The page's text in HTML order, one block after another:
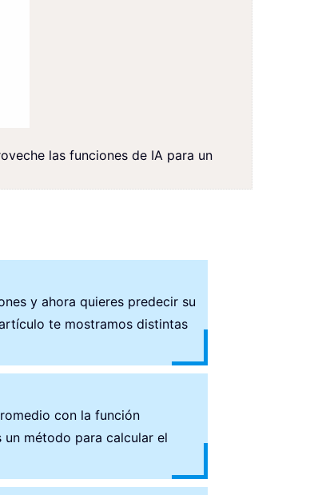
las funciones de IA para un
y ahora quieres predecir su
te mostramos distintas
con la función
un método para calcular el